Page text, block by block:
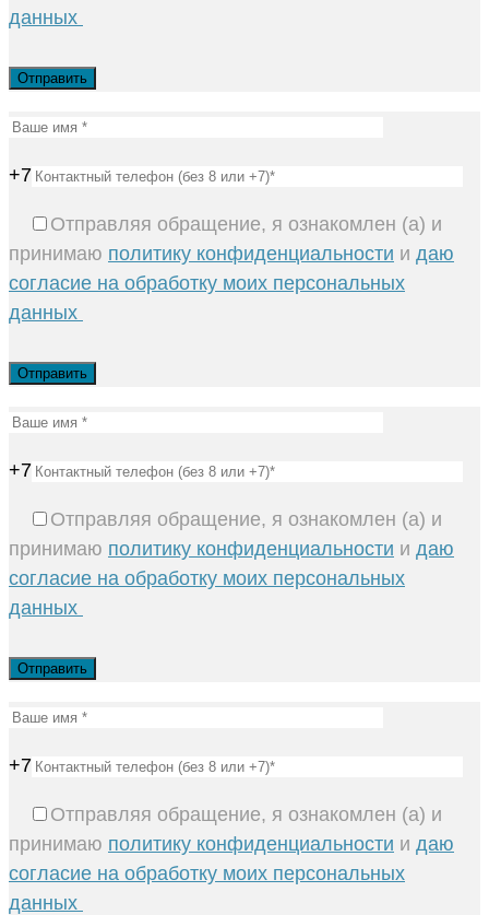
данных
+7
Отправляя обращение, я ознакомлен (а) и
принимаю политику конфиденциальности и даю
согласие на обработку моих персональных
данных
+7
Отправляя обращение, я ознакомлен (а) и
принимаю политику конфиденциальности и даю
согласие на обработку моих персональных
данных
+7
Отправляя обращение, я ознакомлен (а) и
принимаю политику конфиденциальности и даю
согласие на обработку моих персональных
данных